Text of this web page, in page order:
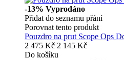
-13% Vyprodáno
Přidat do seznamu přání
Porovnat tento produkt
Pouzdro na prut Scope Ops
2 475 Kč 2 145 Kč
Do košíku